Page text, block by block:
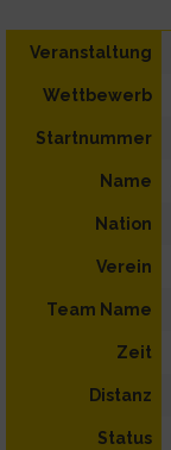
Veranstaltung
Wettbewerb
Startnummer
Name
Nation
Verein
Team Name
Zeit
Distanz
Status